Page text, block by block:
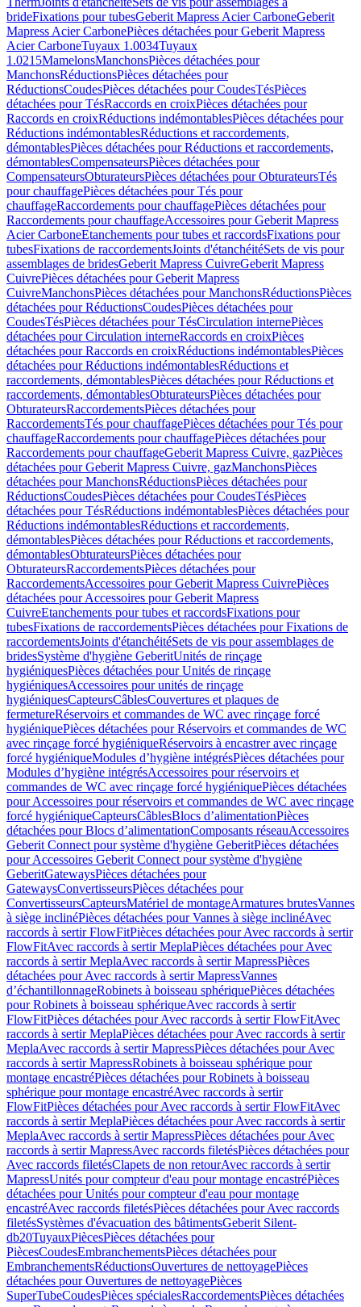
brideFixations pour tubesGeberit Mapress Acier CarboneGeberit
Mapress Acier CarbonePièces détachées pour Geberit Mapress
Acier CarboneTuyaux 1.0034Tuyaux
1.0215MamelonsManchonsPièces détachées pour
ManchonsRéductionsPièces détachées pour
RéductionsCoudesPièces détachées pour CoudesTésPièces
détachées pour TésRaccords en croixPièces détachées pour
Raccords en croixRéductions indémontablesPièces détachées pour
Réductions indémontablesRéductions et raccordements,
démontablesPièces détachées pour Réductions et raccordements,
démontablesCompensateursPièces détachées pour
CompensateursObturateursPièces détachées pour ObturateursTés
pour chauffagePièces détachées pour Tés pour
chauffageRaccordements pour chauffagePièces détachées pour
Raccordements pour chauffageAccessoires pour Geberit Mapress
Acier CarboneEtanchements pour tubes et raccordsFixations pour
tubesFixations de raccordementsJoints d'étanchéitéSets de vis pour
assemblages de bridesGeberit Mapress CuivreGeberit Mapress
CuivrePièces détachées pour Geberit Mapress
CuivreManchonsPièces détachées pour ManchonsRéductionsPièces
détachées pour RéductionsCoudesPièces détachées pour
CoudesTésPièces détachées pour TésCirculation internePièces
détachées pour Circulation interneRaccords en croixPièces
détachées pour Raccords en croixRéductions indémontablesPièces
détachées pour Réductions indémontablesRéductions et
raccordements, démontablesPièces détachées pour Réductions et
raccordements, démontablesObturateursPièces détachées pour
ObturateursRaccordementsPièces détachées pour
RaccordementsTés pour chauffagePièces détachées pour Tés pour
chauffageRaccordements pour chauffagePièces détachées pour
Raccordements pour chauffageGeberit Mapress Cuivre, gazPièces
détachées pour Geberit Mapress Cuivre, gazManchonsPièces
détachées pour ManchonsRéductionsPièces détachées pour
RéductionsCoudesPièces détachées pour CoudesTésPièces
détachées pour TésRéductions indémontablesPièces détachées pour
Réductions indémontablesRéductions et raccordements,
démontablesPièces détachées pour Réductions et raccordements,
démontablesObturateursPièces détachées pour
ObturateursRaccordementsPièces détachées pour
RaccordementsAccessoires pour Geberit Mapress CuivrePièces
détachées pour Accessoires pour Geberit Mapress
CuivreEtanchements pour tubes et raccordsFixations pour
tubesFixations de raccordementsPièces détachées pour Fixations de
raccordementsJoints d'étanchéitéSets de vis pour assemblages de
bridesSystème d'hygiène GeberitUnités de rinçage
hygiéniquesPièces détachées pour Unités de rinçage
hygiéniquesAccessoires pour unités de rinçage
hygiéniquesCapteursCâblesCouvertures et plaques de
fermetureRéservoirs et commandes de WC avec rinçage forcé
hygiéniquePièces détachées pour Réservoirs et commandes de WC
avec rinçage forcé hygiéniqueRéservoirs à encastrer avec rinçage
forcé hygiéniqueModules d’hygiène intégrésPièces détachées pour
Modules d’hygiène intégrésAccessoires pour réservoirs et
commandes de WC avec rinçage forcé hygiéniquePièces détachées
pour Accessoires pour réservoirs et commandes de WC avec rinçage
forcé hygiéniqueCapteursCâblesBlocs d’alimentationPièces
détachées pour Blocs d’alimentationComposants réseauAccessoires
Geberit Connect pour système d'hygiène GeberitPièces détachées
pour Accessoires Geberit Connect pour système d'hygiène
GeberitGatewaysPièces détachées pour
GatewaysConvertisseursPièces détachées pour
ConvertisseursCapteursMatériel de montageArmatures brutesVannes
à siège inclinéPièces détachées pour Vannes à siège inclinéAvec
raccords à sertir FlowFitPièces détachées pour Avec raccords à sertir
FlowFitAvec raccords à sertir MeplaPièces détachées pour Avec
raccords à sertir MeplaAvec raccords à sertir MapressPièces
détachées pour Avec raccords à sertir MapressVannes
d’échantillonnageRobinets à boisseau sphériquePièces détachées
pour Robinets à boisseau sphériqueAvec raccords à sertir
FlowFitPièces détachées pour Avec raccords à sertir FlowFitAvec
raccords à sertir MeplaPièces détachées pour Avec raccords à sertir
MeplaAvec raccords à sertir MapressPièces détachées pour Avec
raccords à sertir MapressRobinets à boisseau sphérique pour
montage encastréPièces détachées pour Robinets à boisseau
sphérique pour montage encastréAvec raccords à sertir
FlowFitPièces détachées pour Avec raccords à sertir FlowFitAvec
raccords à sertir MeplaPièces détachées pour Avec raccords à sertir
MeplaAvec raccords à sertir MapressPièces détachées pour Avec
raccords à sertir MapressAvec raccords filetésPièces détachées pour
Avec raccords filetésClapets de non retourAvec raccords à sertir
MapressUnités pour compteur d'eau pour montage encastréPièces
détachées pour Unités pour compteur d'eau pour montage
encastréAvec raccords filetésPièces détachées pour Avec raccords
filetésSystèmes d'évacuation des bâtimentsGeberit Silent-
db20TuyauxPiècesPièces détachées pour
PiècesCoudesEmbranchementsPièces détachées pour
EmbranchementsRéductionsOuvertures de nettoyagePièces
détachées pour Ouvertures de nettoyagePièces
SuperTubeCoudesPièces spécialesRaccordementsPièces détachées